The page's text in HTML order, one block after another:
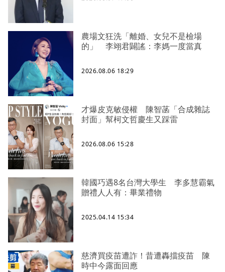
農場文狂洗「離婚、女兒不是檢場
的」 李翊君闢謠：李媽一度當真
2026.08.06 18:29
才爆皮克敏侵權 陳智菡「合成雜誌
封面」幫柯文哲慶生又踩雷
2026.08.06 15:28
韓國巧遇8名台灣大學生 李多慧霸氣
贈禮人人有：畢業禮物
2025.04.14 15:34
慈濟買疫苗遭詐！昔遭轟擋疫苗 陳
時中今露面回應